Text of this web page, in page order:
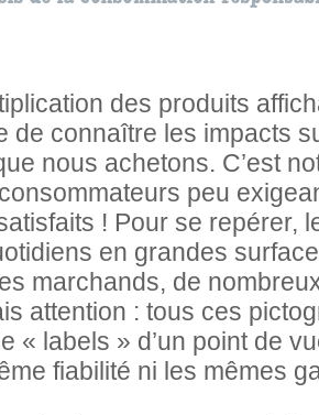
des produits
de connaître les impacts
nous achetons. C’est
peu
! Pour se repérer,
en grandes
marchands, de
attention : tous ces
« labels » d’un point de
fiabilité ni les mêmes